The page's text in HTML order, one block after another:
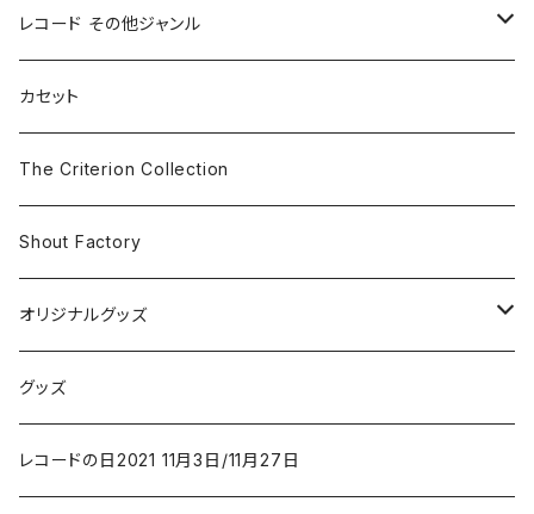
ホラー/スリラー
SF
ドラマ/ロマンス
アクション/クライム
コメディ
ファンタジー/アドベンチャー
アニメーション
レコード その他ジャンル
Rock & Pop
The Smiths
Iron and Wine
Hovvdy
Classical
Electronic & Ambient
New Order
Jazz
カセット
The Criterion Collection
Shout Factory
オリジナルグッズ
コーヒー
洋服
グッズ
レコードの日2021 11月3日/11月27日